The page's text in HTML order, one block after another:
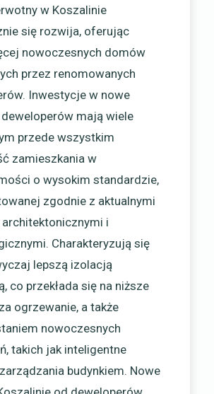
w Koszalinie
się rozwija, oferując
nowoczesnych domów
przez renomowanych
Inwestycje w nowe
mają wiele
przede wszystkim
zamieszkania w
o wysokim standardzie,
zgodnie z aktualnymi
i
Charakteryzują się
lepszą izolacją
co przekłada się na niższe
ogrzewanie, a także
nowoczesnych
takich jak inteligentne
budynkiem. Nowe